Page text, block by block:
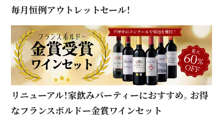
毎月恒例アウトレットセール！
リニューアル！家飲みパーティーにおすすめ。お得
なフランスボルドー金賞ワインセット